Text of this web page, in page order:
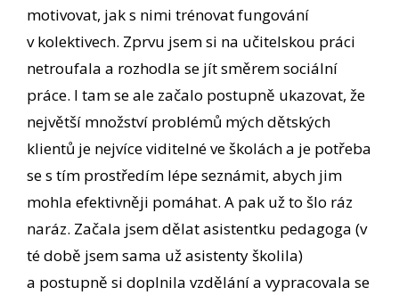
motivovat, jak s nimi trénovat fungování
v kolektivech. Zprvu jsem si na učitelskou práci
netroufala a rozhodla se jít směrem sociální
práce. I tam se ale začalo postupně ukazovat, že
největší množství problémů mých dětských
klientů je nejvíce viditelné ve školách a je potřeba
se s tím prostředím lépe seznámit, abych jim
mohla efektivněji pomáhat. A pak už to šlo ráz
naráz. Začala jsem dělat asistentku pedagoga (v
té době jsem sama už asistenty školila)
a postupně si doplnila vzdělání a vypracovala se